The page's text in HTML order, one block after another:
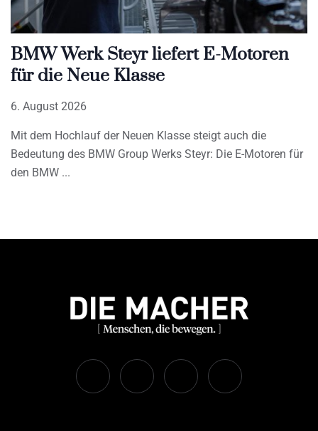
BMW Werk Steyr liefert E-Motoren
für die Neue Klasse
6. August 2026
Mit dem Hochlauf der Neuen Klasse steigt auch die
Bedeutung des BMW Group Werks Steyr: Die E-Motoren für
den BMW